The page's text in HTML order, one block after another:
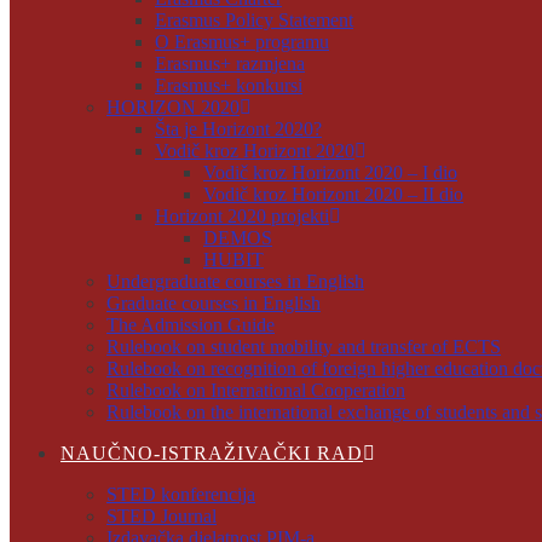
Erasmus Policy Statement
O Erasmus+ programu
Erasmus+ razmjena
Erasmus+ konkursi
HORIZON 2020
Šta je Horizont 2020?
Vodič kroz Horizont 2020
Vodič kroz Horizont 2020 – I dio
Vodič kroz Horizont 2020 – II dio
Horizont 2020 projekti
DEMOS
HUBIT
Undergraduate courses in English
Graduate courses in English
The Admission Guide
Rulebook on student mobility and transfer of ECTS
Rulebook on recognition of foreign higher education
Rulebook on International Cooperation
Rulebook on the international exchange of students and
NAUČNO-ISTRAŽIVAČKI RAD
STED konferencija
STED Journal
Izdavačka djelatnost PIM-a